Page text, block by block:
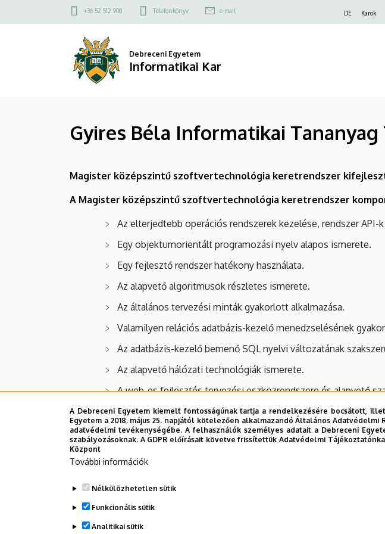
Informatikai
Tananyag
Magister
keretrendszer
a
Felső
menü
+36 52 512 900 Telefonkönyv e-mail DE Karok
Debreceni Egyetem
Informatikai Kar
Gyires Béla Informatikai
Magister középszintű szoftvertechnológia keretrendszer
A Magister középszintű szoftvertechnológia keretrendszer
Az elterjedtebb operációs rendszerek kezelése, rendszer API-
Egy objektumorientált programozási nyelv alapos ismerete.
Egy fejlesztő rendszer hatékony használata.
Az alapvető algoritmusok részletes ismerete.
Az általános tervezési minták gyakorlott alkalmazása.
Valamilyen relációs adatbázis-kezelő menedzselésének
Az adatbázis-kezelő bemenő SQL nyelvi változatának
Az alapvető hálózati technológiák ismerete.
A web-es fejlesztés tervezési eszközrendszere és alapvető
Az intranetes és internetes biztonság, jogosultság kezelés.
A produktivitást növelő (irodai) eszközök programtechnikai
Az elkészült Magiszter rendszer
Legutóbbi frissítés:
A Debreceni Egyetem kiemelt fontosságúnak tartja a rendelkezésére bocsátott,
Egyetem a 2018. május 25. napjától kötelezően alkalmazandó Általános
adatvédelmi tevékenységébe. A felhasználók személyes adatait a Debreceni
szabályozásoknak. A GDPR előírásait követve frissítettük Adatvédelmi
Központ
További információk
Nélkülözhetetlen sütik
Funkcionális sütik
Analitikai sütik